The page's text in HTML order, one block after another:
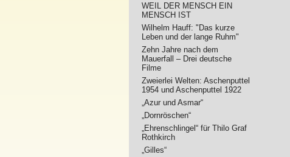
WEIL DER MENSCH EIN
MENSCH IST
Wilhelm Hauff: "Das kurze
Leben und der lange Ruhm"
Zehn Jahre nach dem
Mauerfall – Drei deutsche
Filme
Zweierlei Welten: Aschenputtel
1954 und Aschenputtel 1922
„Azur und Asmar“
„Dornröschen“
„Ehrenschlingel“ für Thilo Graf
Rothkirch
„Gilles“